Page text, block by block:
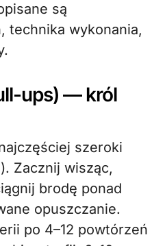
są
technika wykonania,
ups) — król
szeroki
Zacznij wisząc,
brodę ponad
opuszczanie.
po 4–12 powtórzeń